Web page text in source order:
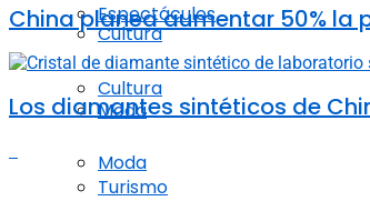
Cultura
Moda
Turismo
Espectáculos
Cultura
Moda
China planea aumentar 50% la
Los diamantes sintéticos de